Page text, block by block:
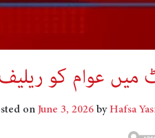
میں عوام کو ریلیف
onJune 3, 2026byHafsa